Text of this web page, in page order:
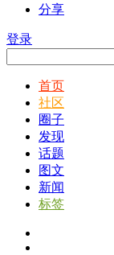
分享
登录
首页
社区
圈子
发现
话题
图文
新闻
标签